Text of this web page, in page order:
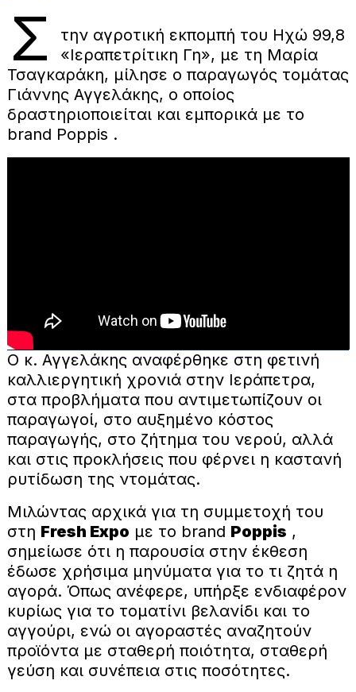
Σ
την αγροτική εκπομπή του Ηχώ 99,8
«Ιεραπετρίτικη Γη», με τη Μαρία
Τσαγκαράκη, μίλησε ο παραγωγός τομάτας
Γιάννης Αγγελάκης, ο οποίος
δραστηριοποιείται και εμπορικά με το
brand Poppis .
Ο κ. Αγγελάκης αναφέρθηκε στη φετινή
καλλιεργητική χρονιά στην Ιεράπετρα,
στα προβλήματα που αντιμετωπίζουν οι
παραγωγοί, στο αυξημένο κόστος
παραγωγής, στο ζήτημα του νερού, αλλά
και στις προκλήσεις που φέρνει η καστανή
ρυτίδωση της ντομάτας.
Μιλώντας αρχικά για τη συμμετοχή του
στη Fresh Expo με το brand Poppis ,
σημείωσε ότι η παρουσία στην έκθεση
έδωσε χρήσιμα μηνύματα για το τι ζητά η
αγορά. Όπως ανέφερε, υπήρξε ενδιαφέρον
κυρίως για το τοματίνι βελανίδι και το
αγγούρι, ενώ οι αγοραστές αναζητούν
προϊόντα με σταθερή ποιότητα, σταθερή
γεύση και συνέπεια στις ποσότητες.